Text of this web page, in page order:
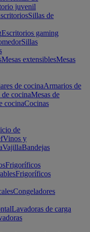
juvenil
Sillas de
Escritorios gaming
Sillas
Mesas extensiblesMesas
de cocinaArmarios de
cocinaMesas de
cocinaCocinas
de
Vinos y
VajillaBandejas
Frigoríficos
Frigoríficos
Congeladores
Lavadoras de carga